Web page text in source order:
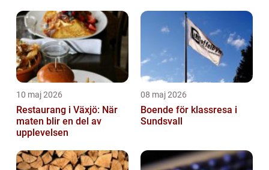
10 maj 2026
Restaurang i Växjö: När
maten blir en del av
upplevelsen
08 maj 2026
Boende för klassresa i
Sundsvall